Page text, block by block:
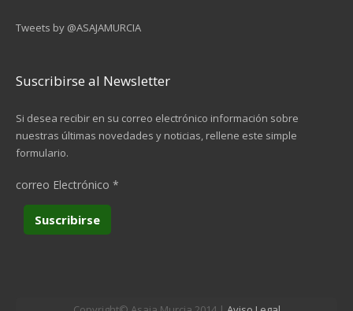
Tweets by @ASAJAMURCIA
Suscribirse al Newsletter
Si desea recibir en su correo electrónico información sobre
nuestras últimas novedades y noticias, rellene este simple
formulario.
correo Electrónico *